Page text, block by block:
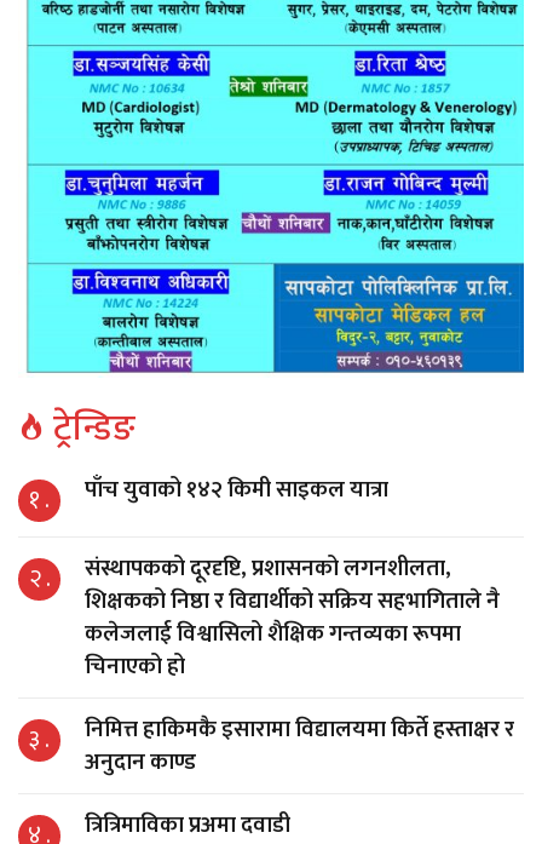
ट्रेन्डिङ
१ . पाँच युवाको १४२ किमी साइकल यात्रा
२ .
संस्थापकको दूरदृष्टि, प्रशासनको लगनशीलता,
शिक्षकको निष्ठा र विद्यार्थीको सक्रिय सहभागिताले नै
कलेजलाई विश्वासिलो शैक्षिक गन्तव्यका रूपमा
चिनाएको हो
३ .
निमित्त हाकिमकै इसारामा विद्यालयमा किर्ते हस्ताक्षर र
अनुदान काण्ड
४ . त्रित्रिमाविका प्रअमा दवाडी